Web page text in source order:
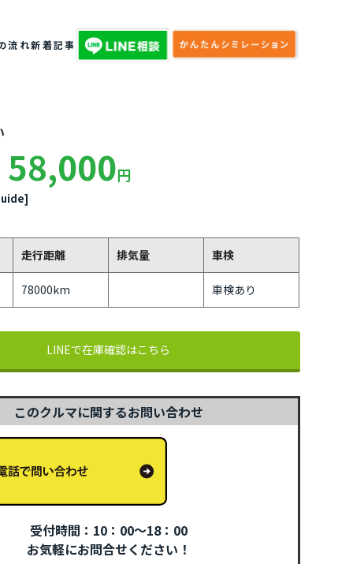
流れ新着記事
58,000円
走行距離 排気量 車検
78000km 車検あり
LINEで在庫確認はこちら
このクルマに関するお問い合わせ
受付時間：10：00～18：00
お気軽にお問合せください！